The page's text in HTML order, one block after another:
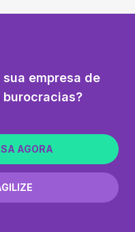
empresa de
burocracias?
AGORA